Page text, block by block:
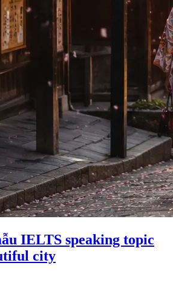
IELTS speaking topic
city